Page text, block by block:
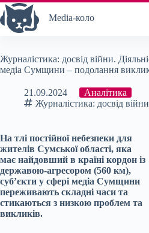
Перейти
до
вмісту
Media-коло
Журналістика: досвід війни.
медіа Сумщини – подолання
21.09.2024
Аналітика
Журналістика: досвід війни
На тлі постійної небезпеки для
жителів Сумської області, яка
має найдовший в країні кордон із
державою-агресором (560 км),
суб’єкти у сфері медіа Сумщини
переживають складні часи та
стикаються з низкою проблем та
викликів.